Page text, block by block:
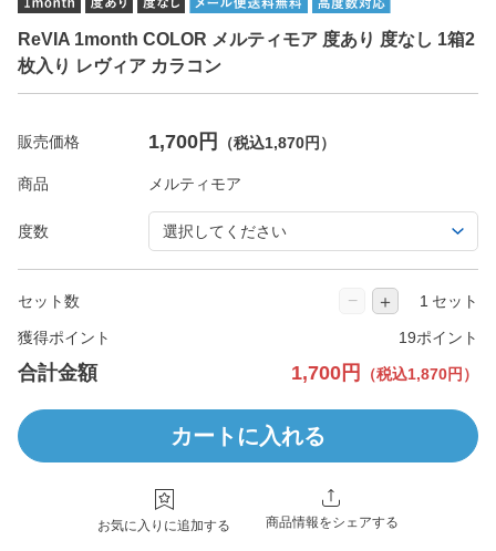
ReVIA 1month COLOR メルティモア 度あり 度なし 1箱2
枚入り レヴィア カラコン
販売価格 1,700円 （税込1,870円）
商品
度数
セット数 − ＋ セット
獲得ポイント 19ポイント
合計金額 1,700円 （税込1,870円）
カートに入れる
お気に入りに追加する 商品情報をシェアする